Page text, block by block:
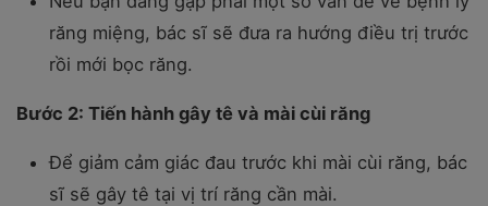
răng miệng, bác sĩ sẽ đưa ra hướng điều trị trước
rồi mới bọc răng.
Bước 2: Tiến hành gây tê và mài cùi răng
Để giảm cảm giác đau trước khi mài cùi răng, bác
sĩ sẽ gây tê tại vị trí răng cần mài.